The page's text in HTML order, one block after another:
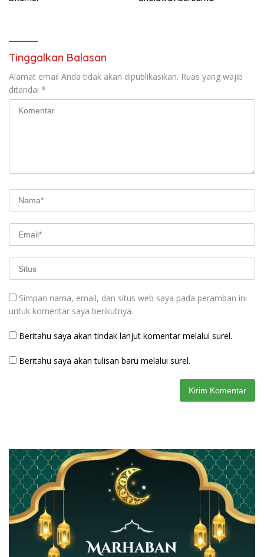
Tinggalkan Balasan
Alamat email Anda tidak akan dipublikasikan. Ruas yang wajib
ditandai *
Simpan nama, email, dan situs web saya pada peramban ini
untuk komentar saya berikutnya.
Beritahu saya akan tindak lanjut komentar melalui surel.
Beritahu saya akan tulisan baru melalui surel.